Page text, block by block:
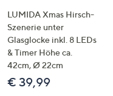
LUMIDA Xmas Hirsch-
Szenerie unter
Glasglocke inkl. 8 LEDs
& Timer Höhe ca.
42cm, Ø 22cm
€ 39,99